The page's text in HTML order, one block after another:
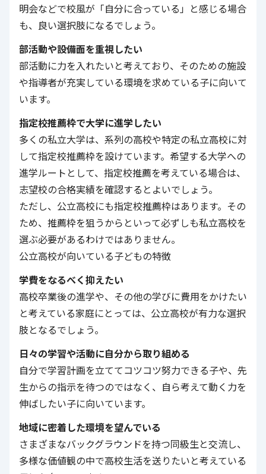
明会などで校風が「自分に合っている」と感じる場合
も、良い選択肢になるでしょう。
部活動や設備面を重視したい
部活動に力を入れたいと考えており、そのための施設
や指導者が充実している環境を求めている子に向いて
います。
指定校推薦枠で大学に進学したい
多くの私立大学は、系列の高校や特定の私立高校に対
して指定校推薦枠を設けています。希望する大学への
進学ルートとして、指定校推薦を考えている場合は、
志望校の合格実績を確認するとよいでしょう。
ただし、公立高校にも指定校推薦枠はあります。その
ため、推薦枠を狙うからといって必ずしも私立高校を
選ぶ必要があるわけではありません。
公立高校が向いている子どもの特徴
学費をなるべく抑えたい
高校卒業後の進学や、その他の学びに費用をかけたい
と考えている家庭にとっては、公立高校が有力な選択
肢となるでしょう。
日々の学習や活動に自分から取り組める
自分で学習計画を立ててコツコツ努力できる子や、先
生からの指示を待つのではなく、自ら考えて動く力を
伸ばしたい子に向いています。
地域に密着した環境を望んでいる
さまざまなバックグラウンドを持つ同級生と交流し、
多様な価値観の中で高校生活を送りたいと考えている